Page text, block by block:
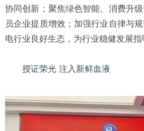
协同创新；聚焦绿色智能、消费升
员企业提质增效；加强行业自律与
电行业良好生态，为行业稳健发展指
授证荣光 注入新鲜血液